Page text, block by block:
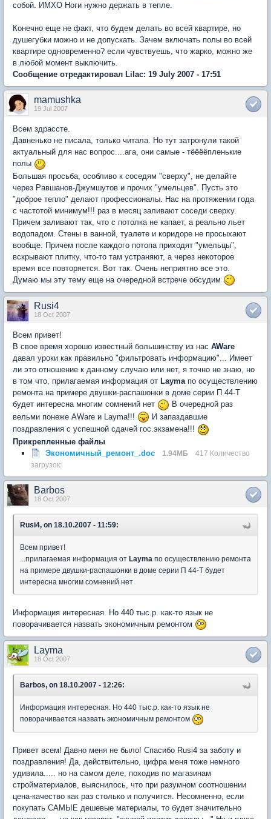
собой. ИМХО Ноги нужно держать в тепле.
Конечно еще не факт, что будем делать во всей квартире, но
душегубки можно и не допускать. Зачем включать полы во всей
квартире одновременно? если чувствуешь, что жарко, можно же
в любой момент выключить.
Сообщение отредактировал Lilac: 19 July 2007 - 17:51
mamushka
19 Jul 2007
Всем здрассте.
Давненько не писала, только читала. Но тут затронули такой
актуальный для нас вопрос....ага, они самые - тёёёёпленькие
полы
Большая просьба, особливо к соседям "сверху", не делайте
через Равшанов-Джумшутов и прочих "умельцев". Пусть это
"доброе тепло" делают профессионалы. Нас на протяжении года
с частотой минимум!!! раз в месяц заливают соседи сверху.
Причем заливают так, что с потолка не капает, а реально льет
водопадом. Стены в ванной, туалете и коридоре не просыхают
вообще. Причем после каждого потопа приходят "умельцы",
вскрывают плитку, что-то там устраняют, а через некоторое
время все повторяется. Вот так. Очень неприятно все это.
Думаю мы эту тему еще на очередной встрече обсудим
Rusi4
18 Oct 2007
Всем привет!
В свое время хорошо известный большинству из нас AWare
давал уроки как правильно "фильтровать информацию"... Имеет
ли это отношение к данному случаю или нет, я точно не знаю, но
в том что, прилагаемая информация от Laymaпо осуществлению
ремонта на примере двушки-распашонки в доме серии П 44-Т
будет интересна многим сомнений нет
В очередной раз
вельми понеже AWare и Layma!!!
И запаздавшие
поздравления с успешной сдачей гос.экзамена!!!
Прикрепленные файлы
Экономичный_ремонт_.doc
1.94МБ
417 Количество
загрузок:
Barbos
18 Oct 2007
Rusi4, on 18.10.2007 - 11:59:
Всем привет!
...прилагаемая информация от Layma по осуществлению ремонта
на примере двушки-распашонки в доме серии П 44-Т будет
интересна многим сомнений нет
Информация интересная. Но 440 тыс.р. как-то язык не
поворачивается назвать экономичным ремонтом
Layma
18 Oct 2007
Barbos, on 18.10.2007 - 12:26:
Информация интересная. Но 440 тыс.р. как-то язык не
поворачивается назвать экономичным ремонтом
Привет всем! Давно меня не было! Спасибо Rusi4 за заботу и
поздравления! Да, действительно, цифра меня тоже немного
удивила..... но на самом деле, походив по магазинам
стройматериалов, выяснилось, что при разумном соотношении
цена-качество как раз столько и получится. Несомненно, если
покупать САМЫЕ дешевые материалы, то будет значительно